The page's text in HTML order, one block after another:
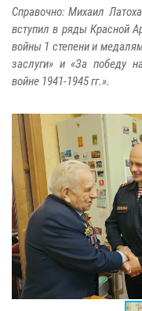
Справочно:Михаил
вступил в ряды Красной
войны 1 степени и
заслуги» и «За победу
войне 1941-1945 гг.».